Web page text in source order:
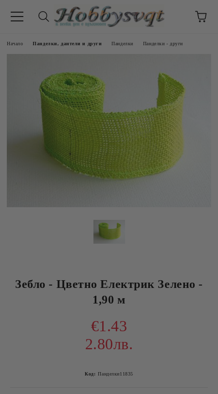
Начало Панделки, дантели и други Панделки Панделки - други
Зебло - Цветно Електрик Зелено -
1,90 м
€1.43
2.80лв.
Код: Панделки11835